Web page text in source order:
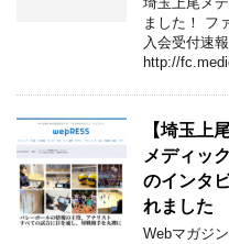
ました！ フ
入会受付速
http://
【埼玉上
メディッ
のインタ
れました
Webマガジ